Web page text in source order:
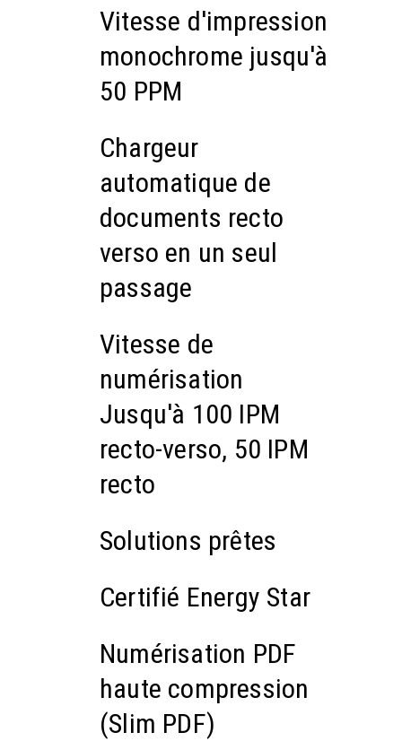
Vitesse d'impression
monochrome jusqu'à
50 PPM
Chargeur
automatique de
documents recto
verso en un seul
passage
Vitesse de
numérisation
Jusqu'à 100 IPM
recto-verso, 50 IPM
recto
Solutions prêtes
Certifié Energy Star
Numérisation PDF
haute compression
(Slim PDF)